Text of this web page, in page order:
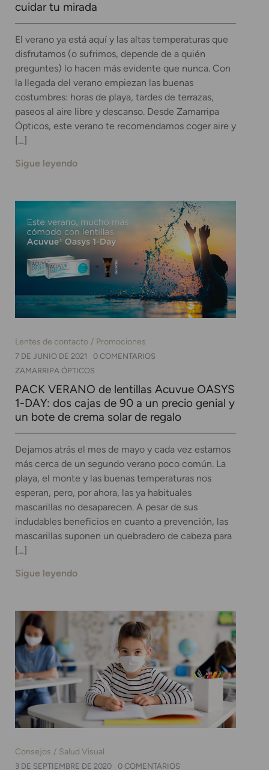
cuidar tu mirada
El verano ya está aquí y las altas temperaturas que
disfrutamos (o sufrimos, depende de a quién
preguntes) lo hacen más evidente que nunca. Con
la llegada del verano empiezan las buenas
costumbres: horas de playa, tardes de terrazas,
paseos al aire libre y descanso. Desde Zamarripa
Ópticos, este verano te recomendamos coger aire y
[…]
Sigue leyendo
Lentes de contacto Promociones
7 DE JUNIO DE 2021
0 COMENTARIOS
ZAMARRIPA ÓPTICOS
PACK VERANO de lentillas Acuvue OASYS
1-DAY: dos cajas de 90 a un precio genial y
un bote de crema solar de regalo
Dejamos atrás el mes de mayo y cada vez estamos
más cerca de un segundo verano poco común. La
playa, el monte y las buenas temperaturas nos
esperan, pero, por ahora, las ya habituales
mascarillas no desaparecen. A pesar de sus
indudables beneficios en cuanto a prevención, las
mascarillas suponen un quebradero de cabeza para
[…]
Sigue leyendo
Consejos Salud Visual
3 DE SEPTIEMBRE DE 2020 0 COMENTARIOS